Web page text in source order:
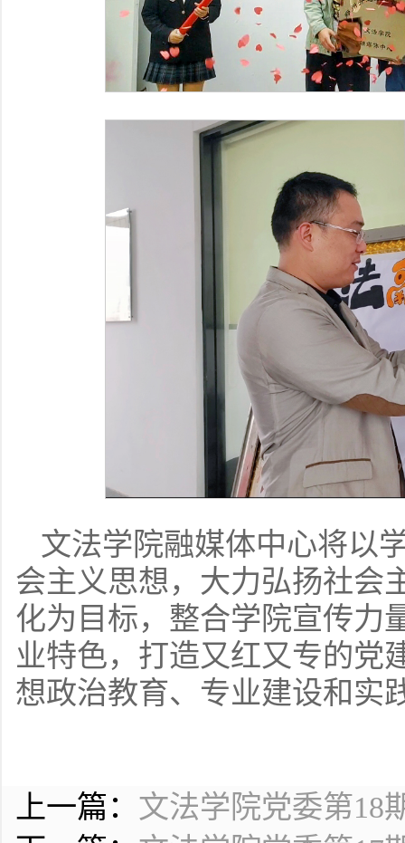
文法学院融媒体中心将以
会主义思想，大力弘扬社会
化为目标，整合学院宣传力
业特色，打造又红又专的党
想政治教育、专业建设和实
上一篇： 文法学院党委第18